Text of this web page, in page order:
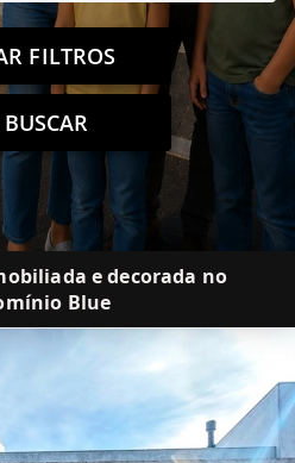
FILTROS
BUSCAR
e decorada no
Blue